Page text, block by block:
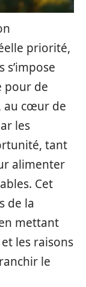
priorité,
pour de
au cœur de
les
tant
alimenter
Cet
de la
mettant
les raisons
le